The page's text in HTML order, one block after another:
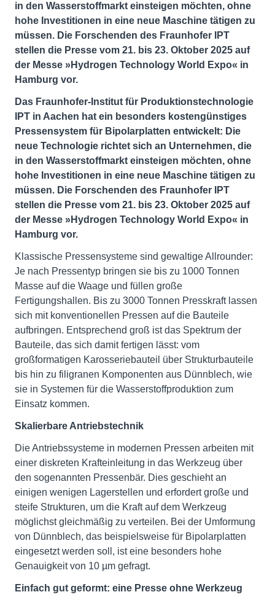
in den Wasserstoffmarkt einsteigen möchten, ohne
hohe Investitionen in eine neue Maschine tätigen zu
müssen. Die Forschenden des Fraunhofer IPT
stellen die Presse vom 21. bis 23. Oktober 2025 auf
der Messe »Hydrogen Technology World Expo« in
Hamburg vor.
Das Fraunhofer-Institut für Produktionstechnologie
IPT in Aachen hat ein besonders kostengünstiges
Pressensystem für Bipolarplatten entwickelt: Die
neue Technologie richtet sich an Unternehmen, die
in den Wasserstoffmarkt einsteigen möchten, ohne
hohe Investitionen in eine neue Maschine tätigen zu
müssen. Die Forschenden des Fraunhofer IPT
stellen die Presse vom 21. bis 23. Oktober 2025 auf
der Messe »Hydrogen Technology World Expo« in
Hamburg vor.
Klassische Pressensysteme sind gewaltige Allrounder:
Je nach Pressentyp bringen sie bis zu 1000 Tonnen
Masse auf die Waage und füllen große
Fertigungshallen. Bis zu 3000 Tonnen Presskraft lassen
sich mit konventionellen Pressen auf die Bauteile
aufbringen. Entsprechend groß ist das Spektrum der
Bauteile, das sich damit fertigen lässt: vom
großformatigen Karosseriebauteil über Strukturbauteile
bis hin zu filigranen Komponenten aus Dünnblech, wie
sie in Systemen für die Wasserstoffproduktion zum
Einsatz kommen.
Skalierbare Antriebstechnik
Die Antriebssysteme in modernen Pressen arbeiten mit
einer diskreten Krafteinleitung in das Werkzeug über
den sogenannten Pressenbär. Dies geschieht an
einigen wenigen Lagerstellen und erfordert große und
steife Strukturen, um die Kraft auf dem Werkzeug
möglichst gleichmäßig zu verteilen. Bei der Umformung
von Dünnblech, das beispielsweise für Bipolarplatten
eingesetzt werden soll, ist eine besonders hohe
Genauigkeit von 10 µm gefragt.
Einfach gut geformt: eine Presse ohne Werkzeug